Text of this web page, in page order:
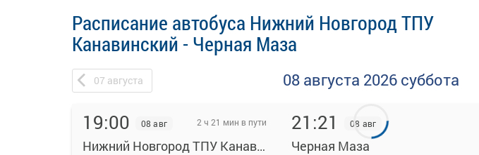
Расписание автобуса Нижний Новгород ТПУ
Канавинский - Черная Маза
07 августа 08 августа 2026 суббота
19:00 08 авг 2 ч 21 мин в пути
Нижний Новгород ТПУ Канавинский
21:21 08 авг
Черная Маза